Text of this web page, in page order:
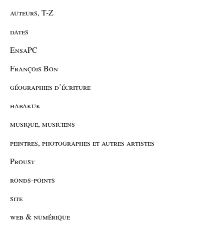
auteurs, T-Z
dates
EnsaPC
François Bon
géographies d’écriture
habakuk
musique, musiciens
peintres, photographes et autres artistes
Proust
ronds-points
site
web & numérique